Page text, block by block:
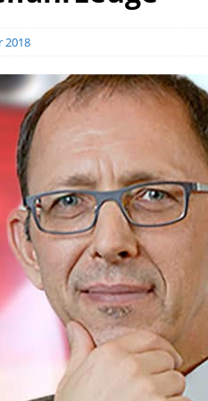
2018